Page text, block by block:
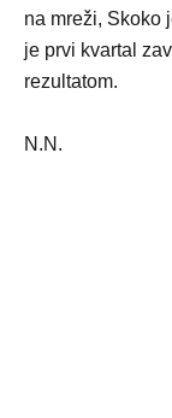
na mreži, Skoko
je prvi kvartal
rezultatom.
N.N.